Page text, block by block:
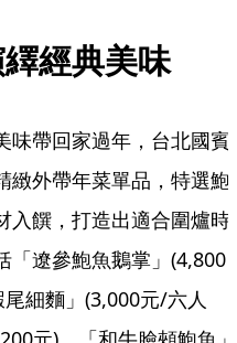
經典美味
味帶回家過年，台北國賓
緻外帶年菜單品，特選鮑
入饌，打造出適合圍爐時
「遼參鮑魚鵝掌」(4,800
細麵」(3,000元/六人